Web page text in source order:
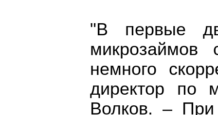
"В первые
немного
директор по
Волков. – При